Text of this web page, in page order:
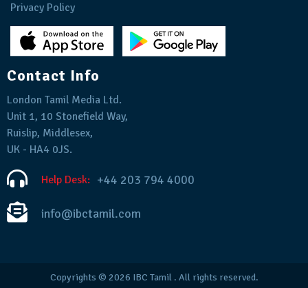
Privacy Policy
Contact Info
London Tamil Media Ltd.
Unit 1, 10 Stonefield Way,
Ruislip, Middlesex,
UK - HA4 0JS.
Help Desk: +44 203 794 4000
info@ibctamil.com
Copyrights © 2026 IBC Tamil. All rights reserved.